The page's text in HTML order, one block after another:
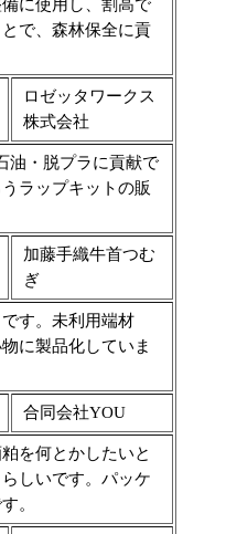
に使用し、割高で
で、森林保全に貢
ロゼッタワークス
株式会社
油・脱プラに貢献で
ラップキットの販
加藤手織牛首つむ
ぎ
す。未利用端材
に製品化していま
合同会社YOU
を何とかしたいと
しいです。パッケ
。